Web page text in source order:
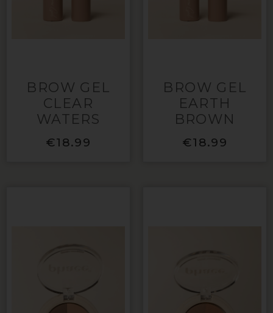
BROW GEL
CLEAR
WATERS
€18.99
BROW GEL
EARTH
BROWN
€18.99